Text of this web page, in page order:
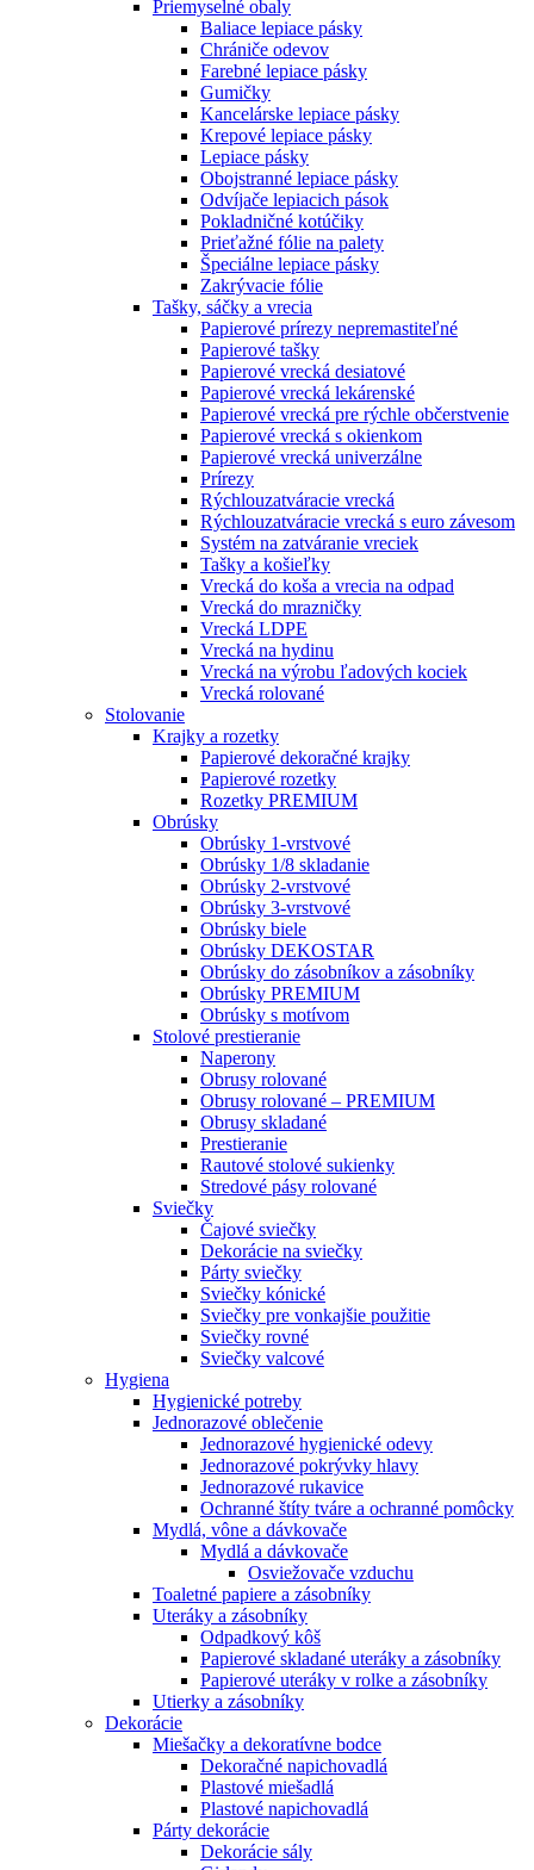
Priemyselné obaly
Baliace lepiace pásky
Chrániče odevov
Farebné lepiace pásky
Gumičky
Kancelárske lepiace pásky
Krepové lepiace pásky
Lepiace pásky
Obojstranné lepiace pásky
Odvíjače lepiacich pások
Pokladničné kotúčiky
Prieťažné fólie na palety
Špeciálne lepiace pásky
Zakrývacie fólie
Tašky, sáčky a vrecia
Papierové prírezy nepremastiteľné
Papierové tašky
Papierové vrecká desiatové
Papierové vrecká lekárenské
Papierové vrecká pre rýchle občerstvenie
Papierové vrecká s okienkom
Papierové vrecká univerzálne
Prírezy
Rýchlouzatváracie vrecká
Rýchlouzatváracie vrecká s euro závesom
Systém na zatváranie vreciek
Tašky a košieľky
Vrecká do koša a vrecia na odpad
Vrecká do mrazničky
Vrecká LDPE
Vrecká na hydinu
Vrecká na výrobu ľadových kociek
Vrecká rolované
Stolovanie
Krajky a rozetky
Papierové dekoračné krajky
Papierové rozetky
Rozetky PREMIUM
Obrúsky
Obrúsky 1-vrstvové
Obrúsky 1/8 skladanie
Obrúsky 2-vrstvové
Obrúsky 3-vrstvové
Obrúsky biele
Obrúsky DEKOSTAR
Obrúsky do zásobníkov a zásobníky
Obrúsky PREMIUM
Obrúsky s motívom
Stolové prestieranie
Naperony
Obrusy rolované
Obrusy rolované – PREMIUM
Obrusy skladané
Prestieranie
Rautové stolové sukienky
Stredové pásy rolované
Sviečky
Čajové sviečky
Dekorácie na sviečky
Párty sviečky
Sviečky kónické
Sviečky pre vonkajšie použitie
Sviečky rovné
Sviečky valcové
Hygiena
Hygienické potreby
Jednorazové oblečenie
Jednorazové hygienické odevy
Jednorazové pokrývky hlavy
Jednorazové rukavice
Ochranné štíty tváre a ochranné pomôcky
Mydlá, vône a dávkovače
Mydlá a dávkovače
Osviežovače vzduchu
Toaletné papiere a zásobníky
Uteráky a zásobníky
Odpadkový kôš
Papierové skladané uteráky a zásobníky
Papierové uteráky v rolke a zásobníky
Utierky a zásobníky
Dekorácie
Miešačky a dekoratívne bodce
Dekoračné napichovadlá
Plastové miešadlá
Plastové napichovadlá
Párty dekorácie
Dekorácie sály